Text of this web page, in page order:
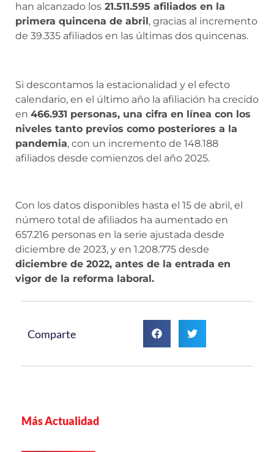
han alcanzado los 21.511.595 afiliados en la
primera quincena de abril , gracias al incremento
de 39.335 afiliados en las últimas dos quincenas.
Si descontamos la estacionalidad y el efecto
calendario, en el último año la afiliación ha crecido
en 466.931 personas, una cifra en línea con los
niveles tanto previos como posteriores a la
pandemia, con un incremento de 148.188
afiliados desde comienzos del año 2025.
Con los datos disponibles hasta el 15 de abril, el
número total de afiliados ha aumentado en
657.216 personas en la serie ajustada desde
diciembre de 2023, y en 1.208.775 desde
diciembre de 2022, antes de la entrada en
vigor de la reforma laboral.
Comparte
Más Actualidad